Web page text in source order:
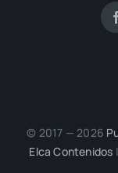
© 2017 — 2026
Elca Con­te­ni­dos